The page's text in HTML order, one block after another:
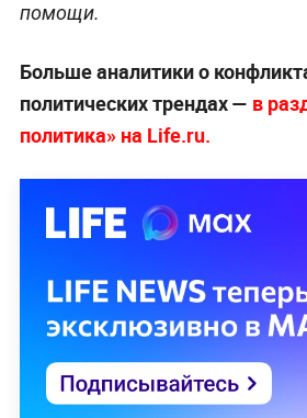
помощи.
Больше аналитики о
политических трендах — в
политика» на Life.ru.